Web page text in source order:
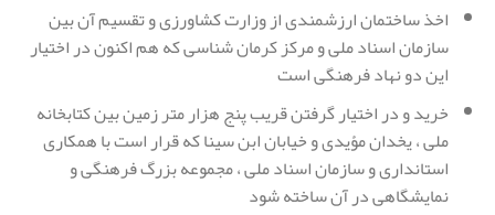
اخذ ساختمان ارزشمندی از وزارت کشاورزی و تقسیم آن بین
سازمان اسناد ملی و مرکز کرمان شناسی که هم اکنون در اختیار
این دو نهاد فرهنگی است
خرید و در اختیار گرفتن قریب پنج هزار متر زمین بین کتابخانه
ملی ، یخدان مؤیدی و خیابان ابن سینا که قرار است با همکاری
استانداری و سازمان اسناد ملی ، مجموعه بزرگ فرهنگی و
نمایشگاهی در آن ساخته شود